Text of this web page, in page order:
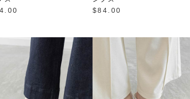
$‌84.00